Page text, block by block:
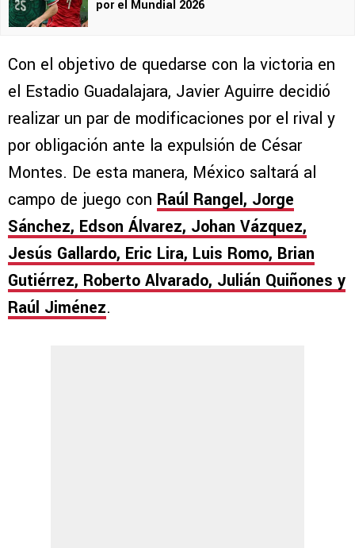
por el Mundial 2026
Con el objetivo de quedarse con la victoria en
el Estadio Guadalajara, Javier Aguirre decidió
realizar un par de modificaciones por el rival y
por obligación ante la expulsión de César
Montes. De esta manera, México saltará al
campo de juego con Raúl Rangel, Jorge
Sánchez, Edson Álvarez, Johan Vázquez,
Jesús Gallardo, Eric Lira, Luis Romo, Brian
Gutiérrez, Roberto Alvarado, Julián Quiñones y
Raúl Jiménez.